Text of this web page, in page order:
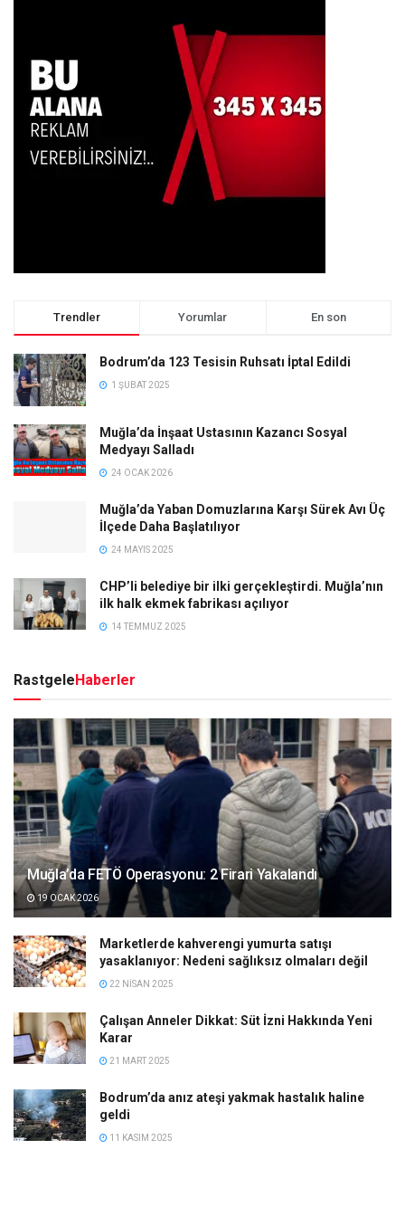
Trendler Yorumlar En son
Bodrum’da 123 Tesisin Ruhsatı İptal Edildi
1 ŞUBAT 2025
Muğla’da İnşaat Ustasının Kazancı Sosyal
Medyayı Salladı
24 OCAK 2026
Muğla’da Yaban Domuzlarına Karşı Sürek Avı Üç
İlçede Daha Başlatılıyor
24 MAYIS 2025
CHP’li belediye bir ilki gerçekleştirdi. Muğla’nın
ilk halk ekmek fabrikası açılıyor
14 TEMMUZ 2025
RastgeleHaberler
Muğla’da FETÖ Operasyonu: 2 Firari Yakalandı
19 OCAK 2026
Marketlerde kahverengi yumurta satışı
yasaklanıyor: Nedeni sağlıksız olmaları değil
22 NISAN 2025
Çalışan Anneler Dikkat: Süt İzni Hakkında Yeni
Karar
21 MART 2025
Bodrum’da anız ateşi yakmak hastalık haline
geldi
11 KASIM 2025